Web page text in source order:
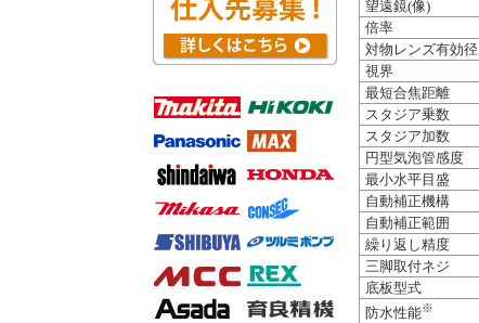
望遠鏡(像)
倍率
対物レンズ有効径
視界
最短合焦距離
スタジア乗数
スタジア加数
円型気泡管感度
最小水平目盛
自動補正機構
自動補正範囲
繰り返し精度
三脚取付ネジ
底板型式
防水性能※